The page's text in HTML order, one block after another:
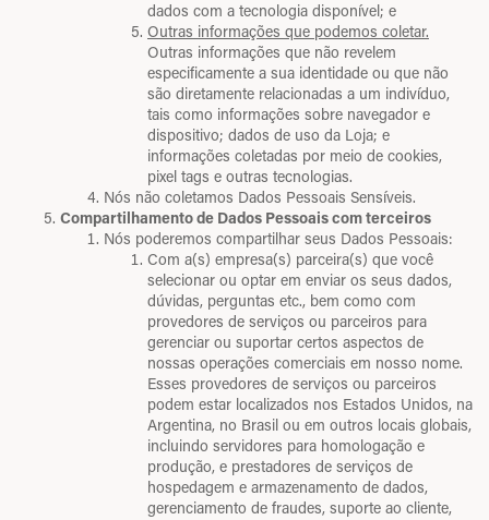
dados com a tecnologia disponível; e
Outras informações que podemos coletar.
Outras informações que não revelem
especificamente a sua identidade ou que não
são diretamente relacionadas a um indivíduo,
tais como informações sobre navegador e
dispositivo; dados de uso da Loja; e
informações coletadas por meio de cookies,
pixel tags e outras tecnologias.
Nós não coletamos Dados Pessoais Sensíveis.
Compartilhamento de Dados Pessoais com terceiros
Nós poderemos compartilhar seus Dados Pessoais:
Com a(s) empresa(s) parceira(s) que você
selecionar ou optar em enviar os seus dados,
dúvidas, perguntas etc., bem como com
provedores de serviços ou parceiros para
gerenciar ou suportar certos aspectos de
nossas operações comerciais em nosso nome.
Esses provedores de serviços ou parceiros
podem estar localizados nos Estados Unidos, na
Argentina, no Brasil ou em outros locais globais,
incluindo servidores para homologação e
produção, e prestadores de serviços de
hospedagem e armazenamento de dados,
gerenciamento de fraudes, suporte ao cliente,